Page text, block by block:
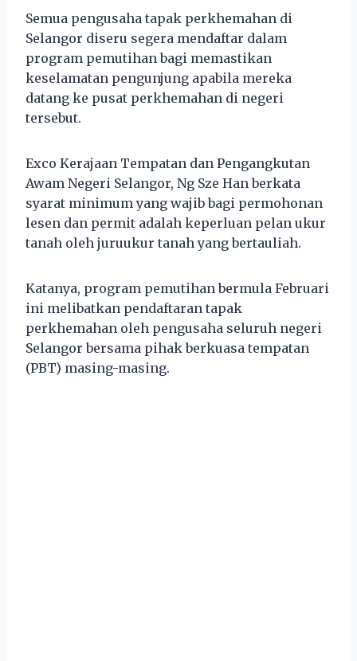
Semua pengusaha tapak perkhemahan di
Selangor diseru segera mendaftar dalam
program pemutihan bagi memastikan
keselamatan pengunjung apabila mereka
datang ke pusat perkhemahan di negeri
tersebut.
Exco Kerajaan Tempatan dan Pengangkutan
Awam Negeri Selangor, Ng Sze Han berkata
syarat minimum yang wajib bagi permohonan
lesen dan permit adalah keperluan pelan ukur
tanah oleh juruukur tanah yang bertauliah.
Katanya, program pemutihan bermula Februari
ini melibatkan pendaftaran tapak
perkhemahan oleh pengusaha seluruh negeri
Selangor bersama pihak berkuasa tempatan
(PBT) masing-masing.